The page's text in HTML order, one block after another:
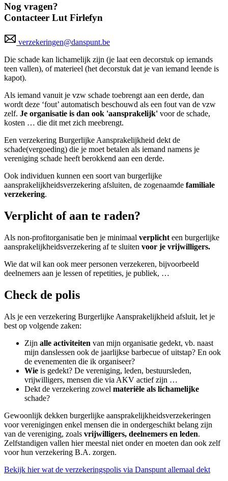
Nog vragen?
Contacteer Lut Firlefyn
verzekeringen@danspunt.be
Die schade kan lichamelijk zijn (je laat een decorstuk op iemands
teen vallen), of materieel (het decorstuk dat je van iemand leende is
kapot).
Als iemand vanuit je vzw schade toebrengt aan een derde, dan
wordt deze ‘fout’ automatisch beschouwd als een fout van de vzw
zelf. Je organisatie is dan ook 'aansprakelijk' voor de schade,
kosten … die dit met zich meebrengt.
Een verzekering Burgerlijke Aansprakelijkheid dekt de
schade(vergoeding) die je moet betalen als iemand namens je
vereniging schade heeft berokkend aan een derde.
Ook individuen kunnen een soort van burgerlijke
aansprakelijkheidsverzekering afsluiten, de zogenaamde familiale
verzekering.
Verplicht of aan te raden?
Als non-profitorganisatie ben je minimaal verplicht een burgerlijke
aansprakelijkheidsverzekering af te sluiten voor je vrijwilligers.
Wie dat wil kan ook meer personen verzekeren, bijvoorbeeld
deelnemers aan je lessen of repetities, je publiek, …
Check de polis
Als je een verzekering Burgerlijke Aansprakelijkheid afsluit, let je
best op volgende zaken:
Zijn alle activiteiten van mijn organisatie gedekt, vb. naast
mijn danslessen ook de jaarlijkse barbecue of uitstap? En ook
de evenementen die ik organiseer?
Wie is gedekt? De vereniging, leden, bestuursleden,
vrijwilligers, mensen die via AKV actief zijn …
Dekt de verzekering zowel materiële als lichamelijke
schade?
Gewoonlijk dekken burgerlijke aansprakelijkheidsverzekeringen
voor verenigingen enkel mensen die in ondergeschikt belang zijn
van de vereniging, zoals vrijwilligers, deelnemers en leden.
Zelfstandigen vallen hier meestal niet onder en moeten dan ook zelf
voor hun verzekering B.A. zorgen.
Bekijk hier wat de verzekeringspolis via Danspunt allemaal dekt